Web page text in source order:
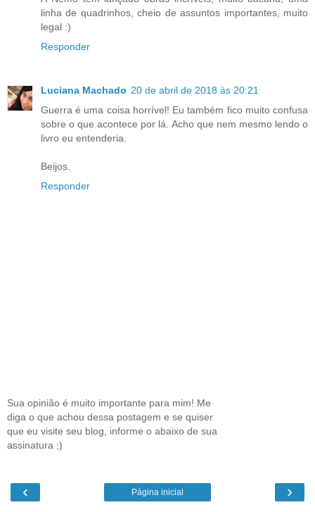
linha de quadrinhos, cheio de assuntos importantes, muito
legal :)
Responder
Luciana Machado 20 de abril de 2018 às 20:21
Guerra é uma coisa horrível! Eu também fico muito confusa
sobre o que acontece por lá. Acho que nem mesmo lendo o
livro eu entenderia.
Beijos.
Responder
Sua opinião é muito importante para mim! Me
diga o que achou dessa postagem e se quiser
que eu visite seu blog, informe o abaixo de sua
assinatura ;)
‹ ›
Página inicial